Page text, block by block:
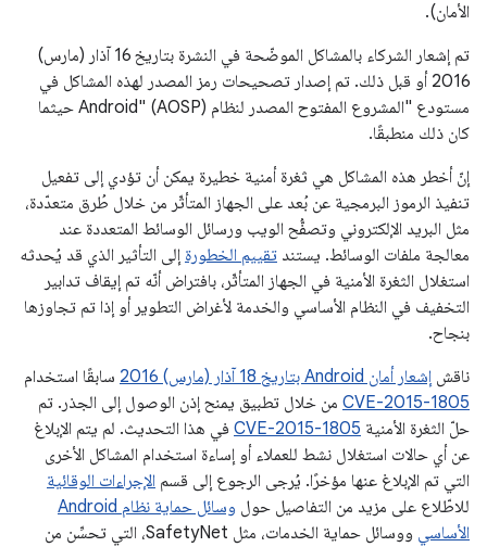
الأمان).
تم إشعار الشركاء بالمشاكل الموضّحة في النشرة بتاريخ 16 آذار (مارس)
2016 أو قبل ذلك. تم إصدار تصحيحات رمز المصدر لهذه المشاكل في
مستودع "المشروع المفتوح المصدر لنظام Android" (AOSP) حيثما
كان ذلك منطبقًا.
إنّ أخطر هذه المشاكل هي ثغرة أمنية خطيرة يمكن أن تؤدي إلى تفعيل
تنفيذ الرموز البرمجية عن بُعد على الجهاز المتأثّر من خلال طُرق متعدّدة،
مثل البريد الإلكتروني وتصفُّح الويب ورسائل الوسائط المتعددة عند
معالجة ملفات الوسائط. يستند تقييم الخطورة إلى التأثير الذي قد يُحدثه
استغلال الثغرة الأمنية في الجهاز المتأثّر، بافتراض أنّه تم إيقاف تدابير
التخفيف في النظام الأساسي والخدمة لأغراض التطوير أو إذا تم تجاوزها
بنجاح.
ناقش إشعار أمان Android بتاريخ 18‏ آذار (مارس) 2016
سابقًا استخدام
CVE-2015-1805 من خلال تطبيق يمنح إذن الوصول إلى الجذر. تم
حلّ الثغرة الأمنية CVE-2015-1805 في هذا التحديث. لم يتم الإبلاغ
عن أي حالات استغلال نشط للعملاء أو إساءة استخدام المشاكل الأخرى
التي تم الإبلاغ عنها مؤخرًا. يُرجى الرجوع إلى قسم الإجراءات الوقائية
للاطّلاع على مزيد من التفاصيل حول
وسائل حماية نظام Android
الأساسي
ووسائل حماية الخدمات، مثل SafetyNet، التي تحسِّن من